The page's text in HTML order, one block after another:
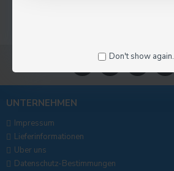
Don't show again.
UNTERNEHMEN
Impressum
Lieferinformationen
Uber uns
Datenschutz-Bestimmungen